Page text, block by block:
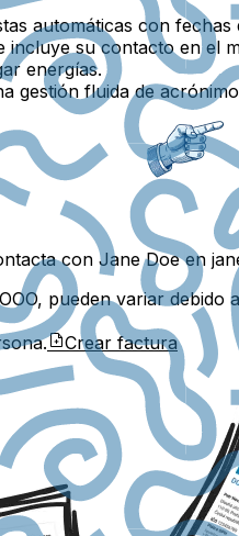
automáticas con fechas
su contacto en el
energías.
fluida de
con Jane Doe en
pueden variar
Crear factura